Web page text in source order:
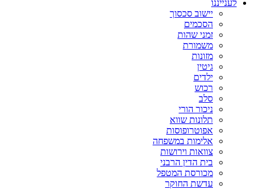
לענייננו
יישוב סכסוך
הסכמים
זמני שהות
משמורת
מזונות
גיטין
ילדים
רכוש
סלב
ניכור הורי
תלונות שווא
אפוטרופוסות
אלימות במשפחה
צוואות וירושות
בית הדין הרבני
מכורסת המטפל
עדשת החוקר